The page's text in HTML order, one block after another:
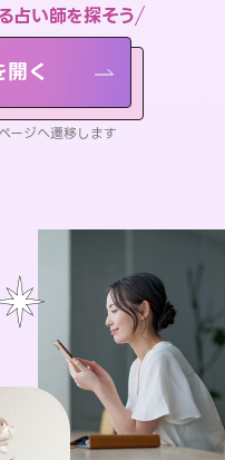
占い師を探そう
く
ージへ遷移します